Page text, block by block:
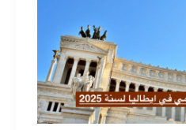
للسائقين